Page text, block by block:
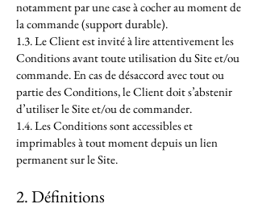
notamment par une case à cocher au moment de
la commande (support durable).
1.3. Le Client est invité à lire attentivement les
Conditions avant toute utilisation du Site et/ou
commande. En cas de désaccord avec tout ou
partie des Conditions, le Client doit s’abstenir
d’utiliser le Site et/ou de commander.
1.4. Les Conditions sont accessibles et
imprimables à tout moment depuis un lien
permanent sur le Site.
2. Définitions